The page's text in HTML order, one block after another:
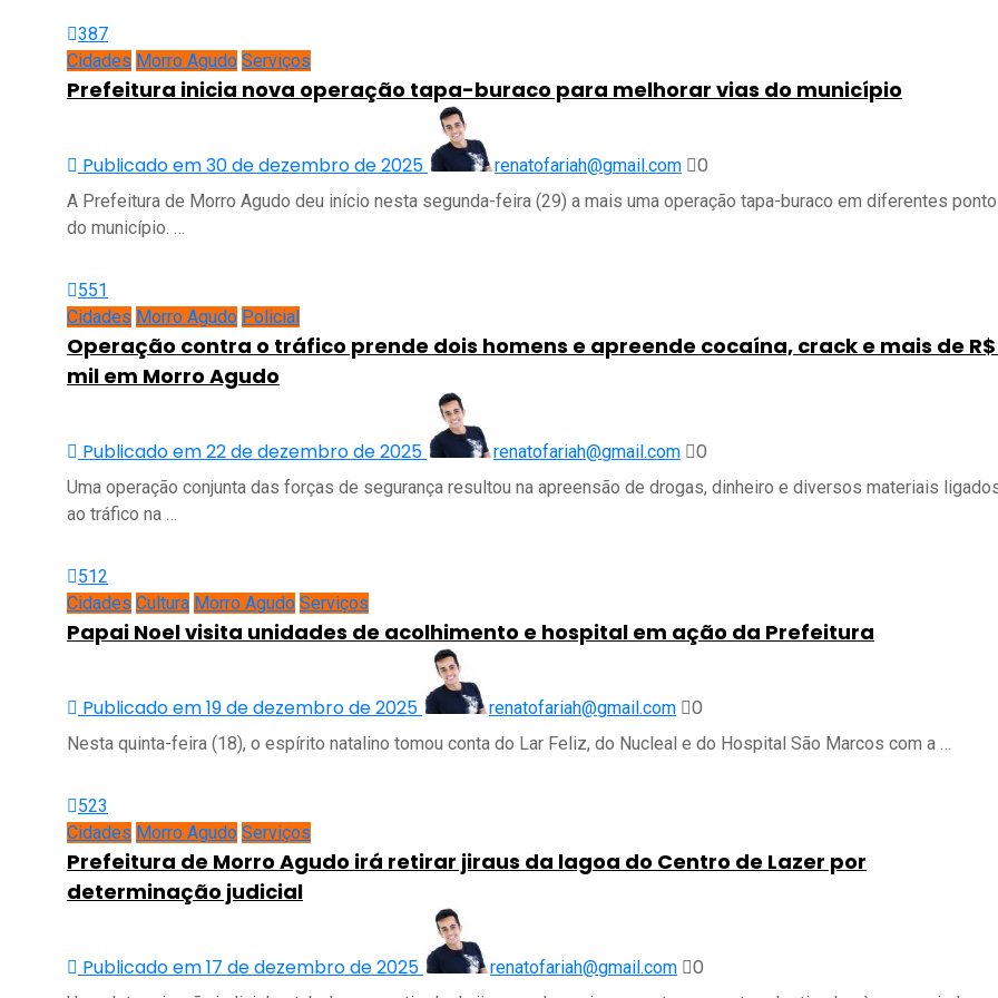
387
Cidades Morro Agudo Serviços
Prefeitura inicia nova operação tapa-buraco para melhorar vias do município
Publicado em 30 de dezembro de 2025 renatofariah@gmail.com 0
A Prefeitura de Morro Agudo deu início nesta segunda-feira (29) a mais uma operação tapa-buraco em diferentes
do município. …
551
Cidades Morro Agudo Policial
Operação contra o tráfico prende dois homens e apreende cocaína, crack e mais de
mil em Morro Agudo
Publicado em 22 de dezembro de 2025 renatofariah@gmail.com 0
Uma operação conjunta das forças de segurança resultou na apreensão de drogas, dinheiro e diversos materiais
ao tráfico na …
512
Cidades Cultura Morro Agudo Serviços
Papai Noel visita unidades de acolhimento e hospital em ação da Prefeitura
Publicado em 19 de dezembro de 2025 renatofariah@gmail.com 0
Nesta quinta-feira (18), o espírito natalino tomou conta do Lar Feliz, do Nucleal e do Hospital São Marcos com a …
523
Cidades Morro Agudo Serviços
Prefeitura de Morro Agudo irá retirar jiraus da lagoa do Centro de Lazer por
determinação judicial
Publicado em 17 de dezembro de 2025 renatofariah@gmail.com 0